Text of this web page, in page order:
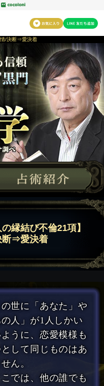
情/決断⇒愛決着
縁結び不倫21項】
断⇒愛決着
世に「あなた」や
の人」が1人しかい
うに、恋愛模様も
して同じものはあ
ん。
では、他の誰でも